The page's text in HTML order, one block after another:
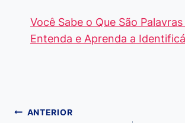
Você Sabe o Que São
Entenda e Aprenda a
Navegação
ANTERIOR